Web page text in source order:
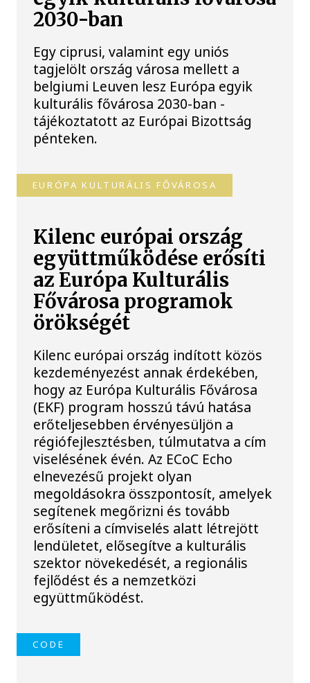
2030-ban
Egy ciprusi, valamint egy uniós
tagjelölt ország városa mellett a
belgiumi Leuven lesz Európa egyik
kulturális fővárosa 2030-ban -
tájékoztatott az Európai Bizottság
pénteken.
EURÓPA KULTURÁLIS FŐVÁROSA
Kilenc európai ország
együttműködése erősíti
az Európa Kulturális
Fővárosa programok
örökségét
Kilenc európai ország indított közös
kezdeményezést annak érdekében,
hogy az Európa Kulturális Fővárosa
(EKF) program hosszú távú hatása
erőteljesebben érvényesüljön a
régiófejlesztésben, túlmutatva a cím
viselésének évén. Az ECoC Echo
elnevezésű projekt olyan
megoldásokra összpontosít, amelyek
segítenek megőrizni és tovább
erősíteni a címviselés alatt létrejött
lendületet, elősegítve a kulturális
szektor növekedését, a regionális
fejlődést és a nemzetközi
együttműködést.
CODE